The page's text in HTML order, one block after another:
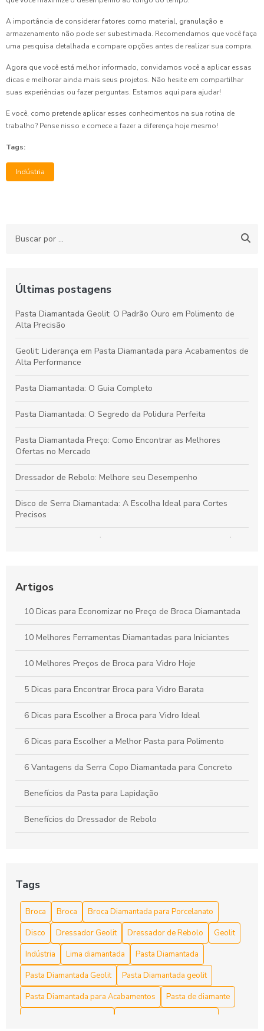
A importância de considerar fatores como material, granulação e
armazenamento não pode ser subestimada. Recomendamos que você faça
uma pesquisa detalhada e compare opções antes de realizar sua compra.
Agora que você está melhor informado, convidamos você a aplicar essas
dicas e melhorar ainda mais seus projetos. Não hesite em compartilhar
suas experiências ou fazer perguntas. Estamos aqui para ajudar!
E você, como pretende aplicar esses conhecimentos na sua rotina de
trabalho? Pense nisso e comece a fazer a diferença hoje mesmo!
Tags:
Indústria
Últimas postagens
Pasta Diamantada Geolit: O Padrão Ouro em Polimento de
Alta Precisão
Geolit: Liderança em Pasta Diamantada para Acabamentos de
Alta Performance
Pasta Diamantada: O Guia Completo
Pasta Diamantada: O Segredo da Polidura Perfeita
Pasta Diamantada Preço: Como Encontrar as Melhores
Ofertas no Mercado
Dressador de Rebolo: Melhore seu Desempenho
Disco de Serra Diamantada: A Escolha Ideal para Cortes
Precisos
Dressador de Rebolo é fundamental para garantir a eficiência
Seus Projetos
Como Escolher a Broca para Furação em Vidro Ideal para
Seus Projetos
Artigos
10 Dicas para Economizar no Preço de Broca Diamantada
10 Melhores Ferramentas Diamantadas para Iniciantes
10 Melhores Preços de Broca para Vidro Hoje
5 Dicas para Encontrar Broca para Vidro Barata
6 Dicas para Escolher a Broca para Vidro Ideal
6 Dicas para Escolher a Melhor Pasta para Polimento
6 Vantagens da Serra Copo Diamantada para Concreto
Benefícios da Pasta para Lapidação
Benefícios do Dressador de Rebolo
Broca diamantada para concreto preço acessível
Broca diamantada para concreto preço acessível e dicas de
compra
Broca diamantada para concreto preço e vantagens
Broca diamantada para concreto preço: Descubra as
Broca Diamantada para Concreto Preço: Guia Completo
Tags
Broca Broca
Broca Diamantada para Porcelanato
Disco
Dressador Geolit Dressador de Rebolo
Geolit
Indústria
Lima diamantada
Pasta Diamantada
Pasta Diamantada Geolit
Pasta Diamantada geolit
Pasta Diamantada para Acabamentos
Pasta de diamante